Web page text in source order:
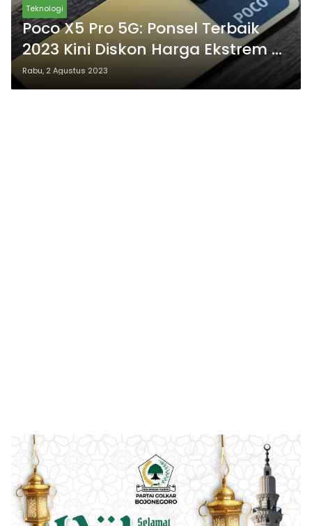
Teknologi
Poco X5 Pro 5G: Ponsel Terbaik
2023 Kini Diskon Harga Ekstrem di
Agustus 2023, Simak
Selengkapnya Disini
Rabu, 2 Agustus 2023